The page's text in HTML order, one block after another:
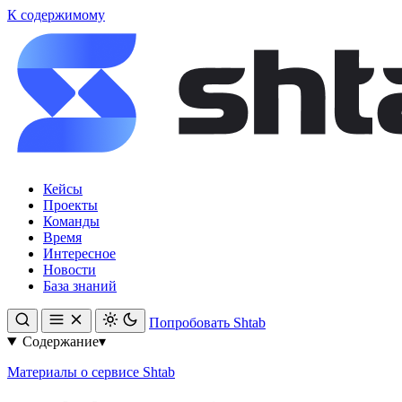
К содержимому
Кейсы
Проекты
Команды
Время
Интересное
Новости
База знаний
Попробовать Shtab
Содержание▾
Материалы о сервисе Shtab